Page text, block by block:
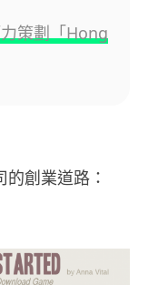
策劃「Hong
創業道路：